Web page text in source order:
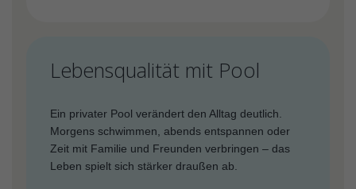
Lebensqualität mit Pool
Ein privater Pool verändert den Alltag deutlich.
Morgens schwimmen, abends entspannen oder
Zeit mit Familie und Freunden verbringen – das
Leben spielt sich stärker draußen ab.